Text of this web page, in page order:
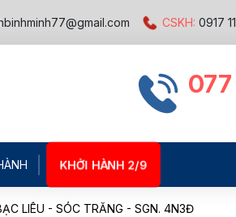
CSKH: 0917
KHỞI HÀNH 2/9
LIÊU - SÓC TRĂNG - SGN. 4N3Đ